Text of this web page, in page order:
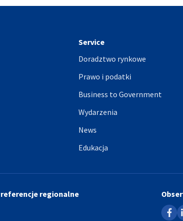
Service
Doradztwo rynkowe
Prawo i podatki
Business to Government
Wydarzenia
News
Edukacja
regionalne